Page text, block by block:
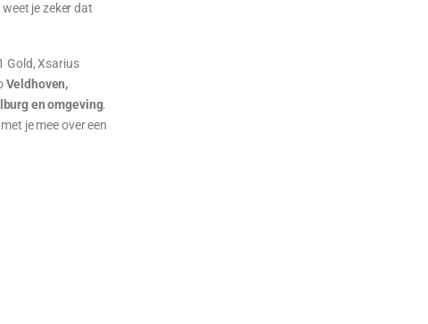
weet je zeker dat
Gold, Xsarius
Veldhoven,
en omgeving.
je mee over een